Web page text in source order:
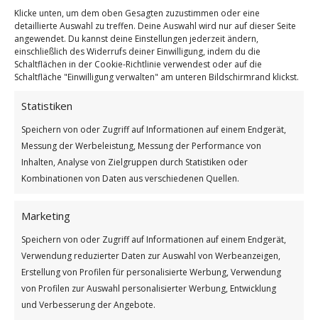
Klicke unten, um dem oben Gesagten zuzustimmen oder eine
detaillierte Auswahl zu treffen. Deine Auswahl wird nur auf dieser Seite
angewendet. Du kannst deine Einstellungen jederzeit ändern,
einschließlich des Widerrufs deiner Einwilligung, indem du die
Schaltflächen in der Cookie-Richtlinie verwendest oder auf die
Schaltfläche "Einwilligung verwalten" am unteren Bildschirmrand klickst.
Statistiken
Speichern von oder Zugriff auf Informationen auf einem Endgerät,
Messung der Werbeleistung, Messung der Performance von
Inhalten, Analyse von Zielgruppen durch Statistiken oder
Kombinationen von Daten aus verschiedenen Quellen.
Marketing
Speichern von oder Zugriff auf Informationen auf einem Endgerät,
Verwendung reduzierter Daten zur Auswahl von Werbeanzeigen,
Erstellung von Profilen für personalisierte Werbung, Verwendung
von Profilen zur Auswahl personalisierter Werbung, Entwicklung
und Verbesserung der Angebote.
Weiterlesen
4. MÄRZ 2025 0 KOMMENTARE
Impressum